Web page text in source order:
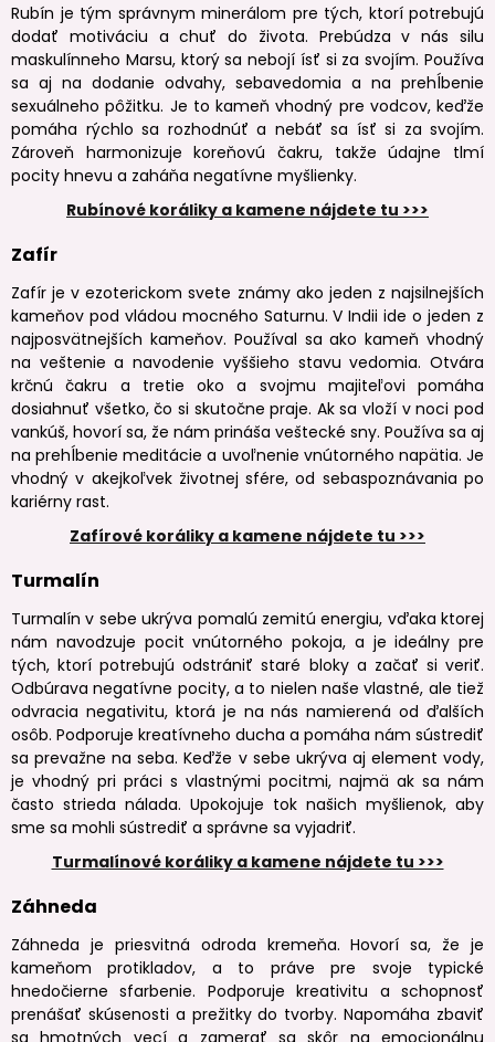
Rubín je tým správnym minerálom pre tých, ktorí potrebujú
dodať motiváciu a chuť do života. Prebúdza v nás silu
maskulínneho Marsu, ktorý sa nebojí ísť si za svojím. Používa
sa aj na dodanie odvahy, sebavedomia a na prehĺbenie
sexuálneho pôžitku. Je to kameň vhodný pre vodcov, keďže
pomáha rýchlo sa rozhodnúť a nebáť sa ísť si za svojím.
Zároveň harmonizuje koreňovú čakru, takže údajne tlmí
pocity hnevu a zaháňa negatívne myšlienky.
Rubínové koráliky a kamene nájdete tu >>>
Zafír
Zafír je v ezoterickom svete známy ako jeden z najsilnejších
kameňov pod vládou mocného Saturnu. V Indii ide o jeden z
najposvätnejších kameňov. Používal sa ako kameň vhodný
na veštenie a navodenie vyššieho stavu vedomia. Otvára
krčnú čakru a tretie oko a svojmu majiteľovi pomáha
dosiahnuť všetko, čo si skutočne praje. Ak sa vloží v noci pod
vankúš, hovorí sa, že nám prináša veštecké sny. Používa sa aj
na prehĺbenie meditácie a uvoľnenie vnútorného napätia. Je
vhodný v akejkoľvek životnej sfére, od sebaspoznávania po
kariérny rast.
Zafírové koráliky a kamene nájdete tu >>>
Turmalín
Turmalín v sebe ukrýva pomalú zemitú energiu, vďaka ktorej
nám navodzuje pocit vnútorného pokoja, a je ideálny pre
tých, ktorí potrebujú odstrániť staré bloky a začať si veriť.
Odbúrava negatívne pocity, a to nielen naše vlastné, ale tiež
odvracia negativitu, ktorá je na nás namierená od ďalších
osôb. Podporuje kreatívneho ducha a pomáha nám sústrediť
sa prevažne na seba. Keďže v sebe ukrýva aj element vody,
je vhodný pri práci s vlastnými pocitmi, najmä ak sa nám
často strieda nálada. Upokojuje tok našich myšlienok, aby
sme sa mohli sústrediť a správne sa vyjadriť.
Turmalínové koráliky a kamene nájdete tu >>>
Záhneda
Záhneda je priesvitná odroda kremeňa. Hovorí sa, že je
kameňom protikladov, a to práve pre svoje typické
hnedočierne sfarbenie. Podporuje kreativitu a schopnosť
prenášať skúsenosti a prežitky do tvorby. Napomáha zbaviť
sa hmotných vecí a zamerať sa skôr na emocionálnu